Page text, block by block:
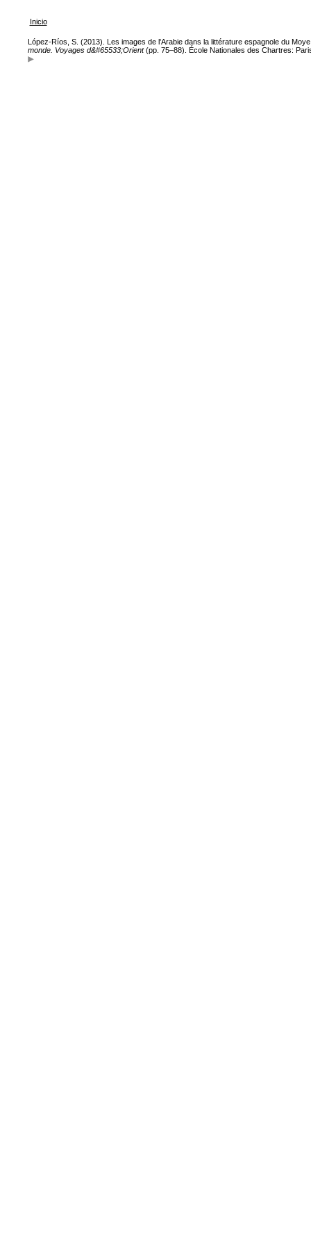
Inicio
López-Ríos, S. (2013). Les images de l'Arabie dans la littérature espagnole du
monde. Voyages d&#65533;Orient(pp. 75–88). École Nationales des Chartres: